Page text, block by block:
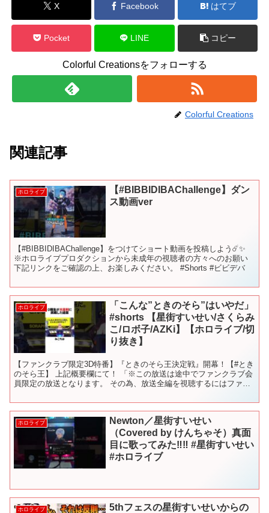
X Facebook はてブ
Pocket LINE コピー
Colorful Creationsをフォローする
Colorful Creations
関連記事
ホロライブ
【#BIBBIDIBAChallenge】ダン
ス動画ver
【#BIBBIDIBAChallenge】をつけてショート動画を投稿しよう☄️✨
※ホロライブプロダクションから未成年の視聴者の方々へのお願い
下記リンクをご確認の上、お楽しみください。 #Shorts #ビビデバ
ホロライブ
「こんな”ときのそら”はいやだ」
#shorts 【星街すいせい/さくらみ
こ/ロボ子/AZKi】【ホロライブ/切
り抜き】
【ファンクラブ限定3D特番】『ときのそら王決定戦』開幕！【#とき
のそら王】 上記概要欄にて！ 「※この放送は途中でファンクラブ会
員限定の放送となります。 その為、放送全編を視聴するにはファン
ホロライブ
Newton／星街すいせい
（Covered by けんちゃそ）真面
目に歌ってみた‼︎‼︎ #星街すいせい
#ホロライブ
ホロライブ
5thフェスの星街すいせいからの